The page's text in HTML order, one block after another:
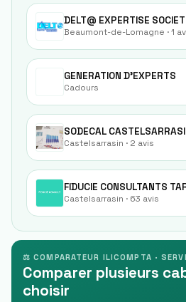
Beaumont-de-Lomagne · 1
GENERATION D'EXPERTS
Cadours
SODECAL
Castelsarrasin · 2 avis
FIDUCIE CONSULTANTS
Castelsarrasin · 63 avis
⚖ COMPARATEUR ILICOMPTA ·
Comparer plusieurs
choisir